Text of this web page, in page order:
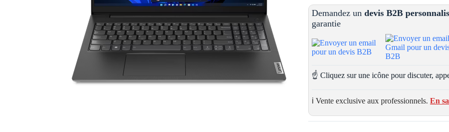
Demandez undevis B2B
garantie
☝️ Cliquez sur une icône pour discuter,
ℹ️ Vente exclusive aux professionnels.En